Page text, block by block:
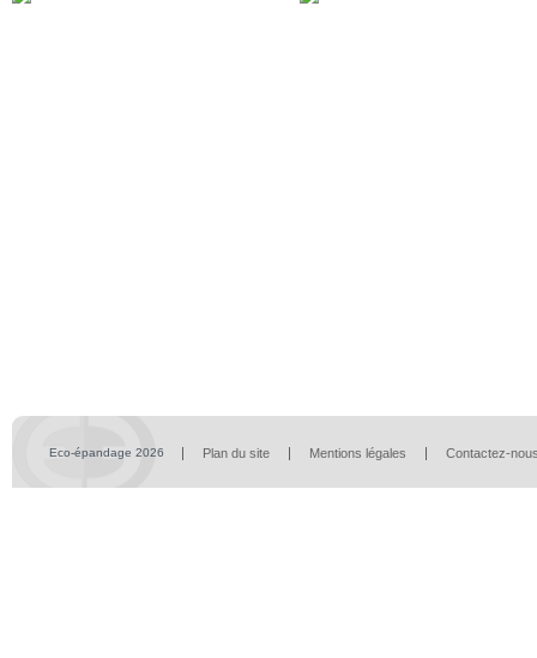
Eco-épandage 2026 Plan du site Mentions légales Contactez-